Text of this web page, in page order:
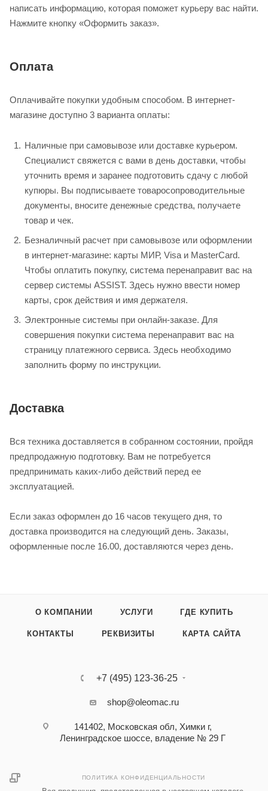
написать информацию, которая поможет курьеру вас найти.
Нажмите кнопку «Оформить заказ».
Оплата
Оплачивайте покупки удобным способом. В интернет-
магазине доступно 3 варианта оплаты:
Наличные при самовывозе или доставке курьером.
Специалист свяжется с вами в день доставки, чтобы
уточнить время и заранее подготовить сдачу с любой
купюры. Вы подписываете товаросопроводительные
документы, вносите денежные средства, получаете
товар и чек.
Безналичный расчет при самовывозе или оформлении
в интернет-магазине: карты МИР, Visa и MasterCard.
Чтобы оплатить покупку, система перенаправит вас на
сервер системы ASSIST. Здесь нужно ввести номер
карты, срок действия и имя держателя.
Электронные системы при онлайн-заказе. Для
совершения покупки система перенаправит вас на
страницу платежного сервиса. Здесь необходимо
заполнить форму по инструкции.
Доставка
Вся техника доставляется в собранном состоянии, пройдя
предпродажную подготовку. Вам не потребуется
предпринимать каких-либо действий перед ее
эксплуатацией.
Если заказ оформлен до 16 часов текущего дня, то
доставка производится на следующий день. Заказы,
оформленные после 16.00, доставляются через день.
О КОМПАНИИ УСЛУГИ ГДЕ КУПИТЬ
КОНТАКТЫ РЕКВИЗИТЫ КАРТА САЙТА
+7 (495) 123-36-25‬
shop@oleomac.ru
141402, Московская обл, Химки г,
Ленинградское шоссе, владение № 29 Г
ПОЛИТИКА КОНФИДЕНЦИАЛЬНОСТИ